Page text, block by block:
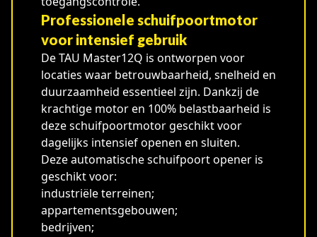
Professionele schuifpoortmotor
voor intensief gebruik
De TAU Master12Q is ontworpen voor
locaties waar betrouwbaarheid, snelheid en
duurzaamheid essentieel zijn. Dankzij de
krachtige motor en 100% belastbaarheid is
deze schuifpoortmotor geschikt voor
dagelijks intensief openen en sluiten.
Deze automatische schuifpoort opener is
geschikt voor:
industriële terreinen;
appartementsgebouwen;
bedrijven;